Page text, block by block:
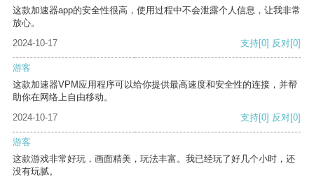
这款加速器app的安全性很高，使用过程中不会泄露个人信息，让我非常
放心。
2024-10-17
支持[0] 反对[0]
游客
这款加速器VPM应用程序可以给你提供最高速度和安全性的连接，并帮
助你在网络上自由移动。
2024-10-17
支持[0] 反对[0]
游客
这款游戏非常好玩，画面精美，玩法丰富。我已经玩了好几个小时，还
没有玩腻。